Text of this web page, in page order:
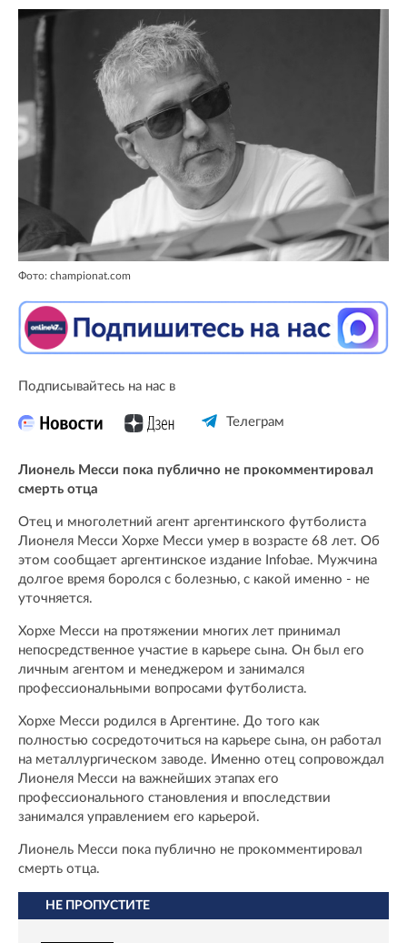
Фото: championat.com
Подписывайтесь на нас в
Телеграм
Лионель Месси пока публично не прокомментировал
смерть отца
Отец и многолетний агент аргентинского футболиста
Лионеля Месси Хорхе Месси умер в возрасте 68 лет. Об
этом сообщает аргентинское издание Infobae. Мужчина
долгое время боролся с болезнью, с какой именно - не
уточняется.
Хорхе Месси на протяжении многих лет принимал
непосредственное участие в карьере сына. Он был его
личным агентом и менеджером и занимался
профессиональными вопросами футболиста.
Хорхе Месси родился в Аргентине. До того как
полностью сосредоточиться на карьере сына, он работал
на металлургическом заводе. Именно отец сопровождал
Лионеля Месси на важнейших этапах его
профессионального становления и впоследствии
занимался управлением его карьерой.
Лионель Месси пока публично не прокомментировал
смерть отца.
НЕ ПРОПУСТИТЕ